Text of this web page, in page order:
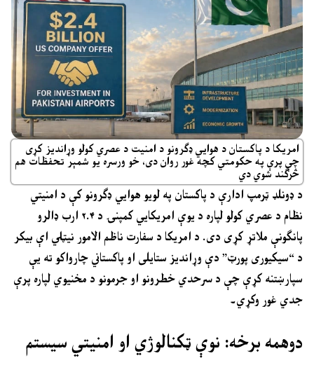
امریکا د پاکستان د هوايي ډګرونو د امنیت د عصري کولو وړاندیز کړی
چې پرې په حکومتي کچه غور روان دی، خو ورسره یو شمېر تحفظات هم
څرګند شوي دي
د ډونلډ ټرمپ ادارې د پاکستان په لویو هوايي ډګرونو کې د امنیتي
نظام د عصري کولو لپاره د یوې امریکايي کمپنۍ د ۲.۴ ارب ډالرو
پانګونې ملاتړ کړی دی. د امریکا د سفارت ناظم الامور نیټلي اې بیکر
د “سیکیوری پورټ” دې وړاندیز ستایلی او پاکستاني چارواکو ته یې
سپارښتنه کړې چې د سرحدي خطرونو او جرمونو د مخنیوي لپاره پرې
جدي غور وکړي۔
دوهمه برخه: نوې ټکنالوژي او امنیتي سیستم